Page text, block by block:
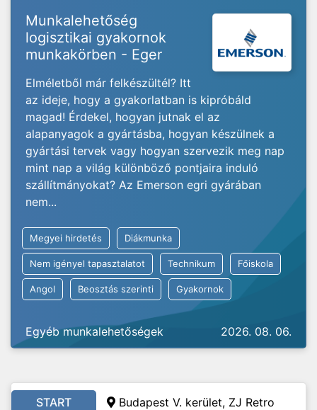
Munkalehetőség
logisztikai gyakornok
munkakörben - Eger
Elméletből már felkészültél? Itt
az ideje, hogy a gyakorlatban is kipróbáld
magad! Érdekel, hogyan jutnak el az
alapanyagok a gyártásba, hogyan készülnek a
gyártási tervek vagy hogyan szervezik meg nap
mint nap a világ különböző pontjaira induló
szállítmányokat? Az Emerson egri gyárában
nem...
Megyei hirdetés Diákmunka
Nem igényel tapasztalatot Technikum Főiskola
Angol Beosztás szerinti Gyakornok
Egyéb munkalehetőségek 2026. 08. 06.
START Budapest V. kerület, ZJ Retro